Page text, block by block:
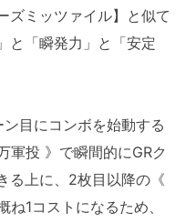
ズミッツァイル】と似て
と「瞬発力」と「安定
目にコンボを始動する
軍投 》で瞬間的にGRク
る上に、2枚目以降の《
ね1コストになるため、